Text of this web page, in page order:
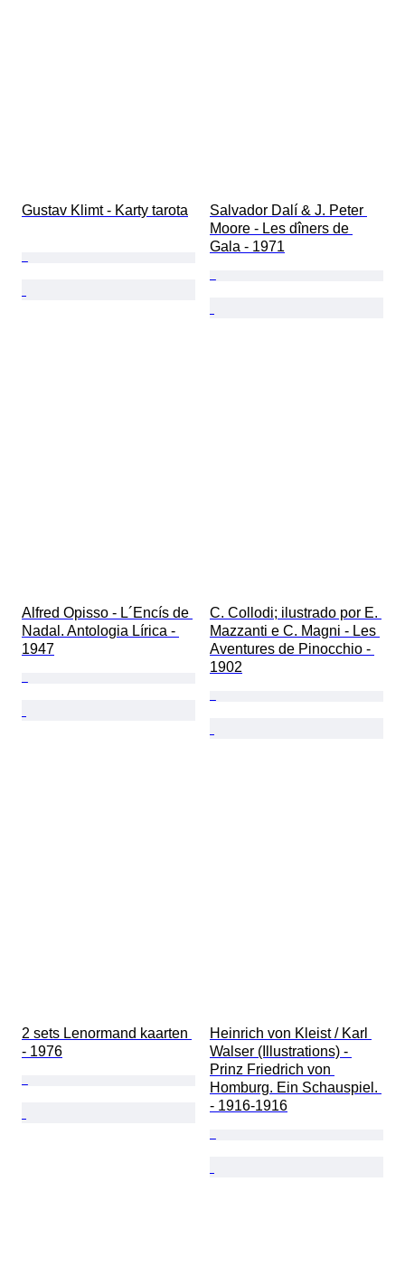
Gustav Klimt - Karty tarota
Salvador Dalí & J. Peter
Moore - Les dîners de
Gala - 1971
Alfred Opisso - L´Encís de
Nadal. Antologia Lírica -
1947
C. Collodi; ilustrado por E.
Mazzanti e C. Magni - Les
Aventures de Pinocchio -
1902
2 sets Lenormand kaarten
- 1976
Heinrich von Kleist / Karl
Walser (Illustrations) -
Prinz Friedrich von
Homburg. Ein Schauspiel.
- 1916-1916